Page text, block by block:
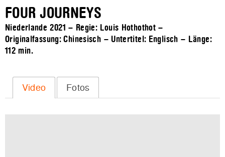
FOUR JOURNEYS
Niederlande 2021 – Regie: Louis Hothothot –
Originalfassung: Chinesisch – Untertitel: Englisch – Länge:
112 min.
Video Fotos